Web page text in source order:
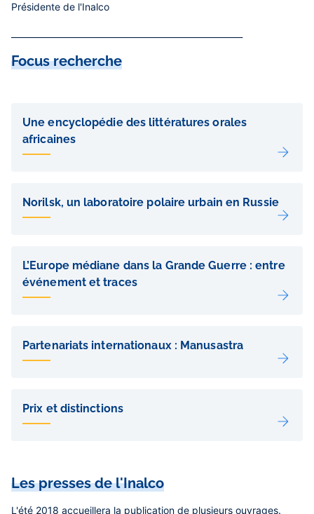
Présidente de l'Inalco
Focus recherche
de
sous-
pages
Une encyclopédie des littératures orales
africaines
Norilsk, un laboratoire polaire urbain en Russie
L’Europe médiane dans la Grande Guerre : entre
événement et traces
Partenariats internationaux : Manusastra
Prix et distinctions
Les presses de l'Inalco
L'été 2018 accueillera la publication de plusieurs ouvrages.